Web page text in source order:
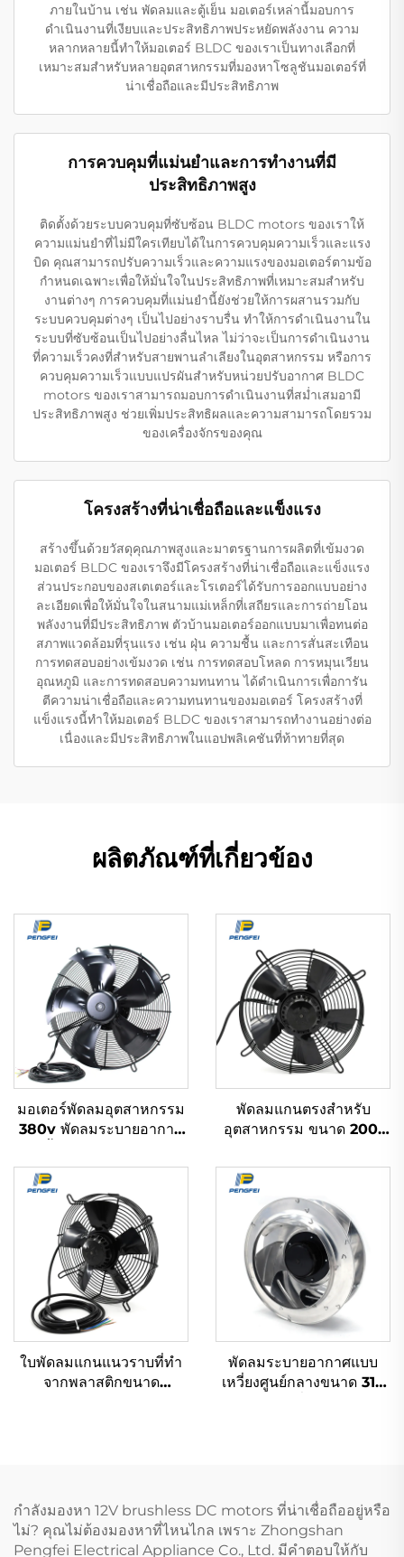
ภายในบ้าน เช่น พัดลมและตู้เย็น มอเตอร์เหล่านี้มอบการ
ดำเนินงานที่เงียบและประสิทธิภาพประหยัดพลังงาน ความ
หลากหลายนี้ทำให้มอเตอร์ BLDC ของเราเป็นทางเลือกที่
เหมาะสมสำหรับหลายอุตสาหกรรมที่มองหาโซลูชันมอเตอร์ที่
น่าเชื่อถือและมีประสิทธิภาพ
การควบคุมที่แม่นยำและการทำงานที่มี
ประสิทธิภาพสูง
ติดตั้งด้วยระบบควบคุมที่ซับซ้อน BLDC motors ของเราให้
ความแม่นยำที่ไม่มีใครเทียบได้ในการควบคุมความเร็วและแรง
บิด คุณสามารถปรับความเร็วและความแรงของมอเตอร์ตามข้อ
กำหนดเฉพาะเพื่อให้มั่นใจในประสิทธิภาพที่เหมาะสมสำหรับ
งานต่างๆ การควบคุมที่แม่นยำนี้ยังช่วยให้การผสานรวมกับ
ระบบควบคุมต่างๆ เป็นไปอย่างราบรื่น ทำให้การดำเนินงานใน
ระบบที่ซับซ้อนเป็นไปอย่างลื่นไหล ไม่ว่าจะเป็นการดำเนินงาน
ที่ความเร็วคงที่สำหรับสายพานลำเลียงในอุตสาหกรรม หรือการ
ควบคุมความเร็วแบบแปรผันสำหรับหน่วยปรับอากาศ BLDC
motors ของเราสามารถมอบการดำเนินงานที่สม่ำเสมอามี
ประสิทธิภาพสูง ช่วยเพิ่มประสิทธิผลและความสามารถโดยรวม
ของเครื่องจักรของคุณ
โครงสร้างที่น่าเชื่อถือและแข็งแรง
สร้างขึ้นด้วยวัสดุคุณภาพสูงและมาตรฐานการผลิตที่เข้มงวด
มอเตอร์ BLDC ของเราจึงมีโครงสร้างที่น่าเชื่อถือและแข็งแรง
ส่วนประกอบของสเตเตอร์และโรเตอร์ได้รับการออกแบบอย่าง
ละเอียดเพื่อให้มั่นใจในสนามแม่เหล็กที่เสถียรและการถ่ายโอน
พลังงานที่มีประสิทธิภาพ ตัวบ้านมอเตอร์ออกแบบมาเพื่อทนต่อ
สภาพแวดล้อมที่รุนแรง เช่น ฝุ่น ความชื้น และการสั่นสะเทือน
การทดสอบอย่างเข้มงวด เช่น การทดสอบโหลด การหมุนเวียน
อุณหภูมิ และการทดสอบความทนทาน ได้ดำเนินการเพื่อการัน
ตีความน่าเชื่อถือและความทนทานของมอเตอร์ โครงสร้างที่
แข็งแรงนี้ทำให้มอเตอร์ BLDC ของเราสามารถทำงานอย่างต่อ
เนื่องและมีประสิทธิภาพในแอปพลิเคชันที่ท้าทายที่สุด
ผลิตภัณฑ์ที่เกี่ยวข้อง
มอเตอร์พัดลมอุตสาหกรรม
380v พัดลมระบายอากาศ
มม. DC AC EC พัดลมแกน
หมุนสำหรับตู้เย็น ขนาด
500 มม. มอเตอร์ใบพัด
พัดลมแกนตรงสำหรับ
อุตสาหกรรม ขนาด 200-
110V 1-220V 380V
สำหรับระบายความร้อนและ
การระบายอากาศ HVAC
ใบพัดลมแกนแนวราบที่ทำ
จากพลาสติกขนาด
220v
พัดลมระบายอากาศแบบ
เหวี่ยงศูนย์กลางขนาด 315
กำลังมองหา 12V brushless DC motors ที่น่าเชื่อถืออยู่หรือ
ไม่? คุณไม่ต้องมองหาที่ไหนไกล เพราะ Zhongshan
Pengfei Electrical Appliance Co., Ltd. มีคำตอบให้กับ